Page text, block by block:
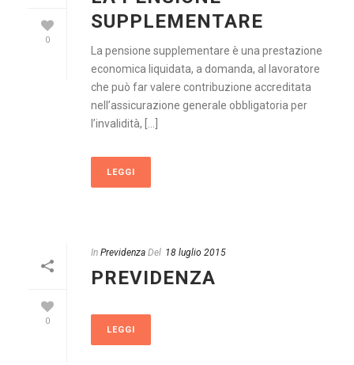
0
SUPPLEMENTARE
La pensione supplementare è una prestazione
economica liquidata, a domanda, al lavoratore
che può far valere contribuzione accreditata
nell’assicurazione generale obbligatoria per
l’invalidità, [...]
LEGGI
0
In Previdenza Del 18 luglio 2015
PREVIDENZA
LEGGI